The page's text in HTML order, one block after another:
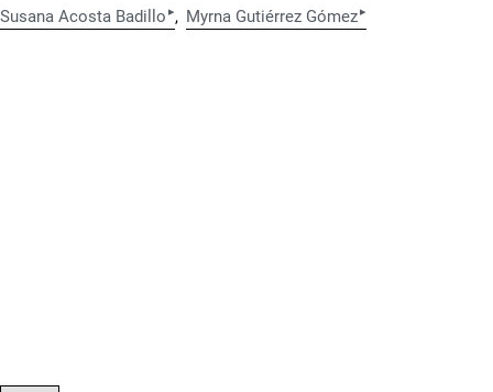
Susana Acosta Badillo ▸ Myrna Gutiérrez Gómez▸